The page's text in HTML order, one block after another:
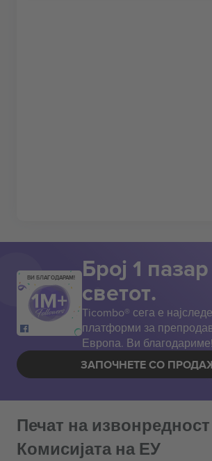
ВИ БЛАГОДАРАМ! Број 1
светот.
Ticombo® сега е
платформи за
Европа. Ви благодариме!
ЗАПОЧНЕТЕ СО
Печат на
Комисијата на ЕУ